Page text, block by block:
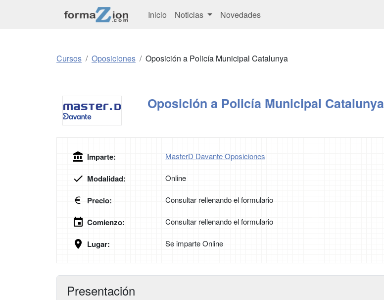
Inicio Noticias Novedades
Cursos Oposiciones Oposición a Policía Municipal Catalunya
Oposición a Policía Municipal Catalunya
Imparte: MasterD Davante Oposiciones
Modalidad: Online
Precio: Consultar rellenando el formulario
Comienzo: Consultar rellenando el formulario
Lugar: Se imparte Online
Presentación